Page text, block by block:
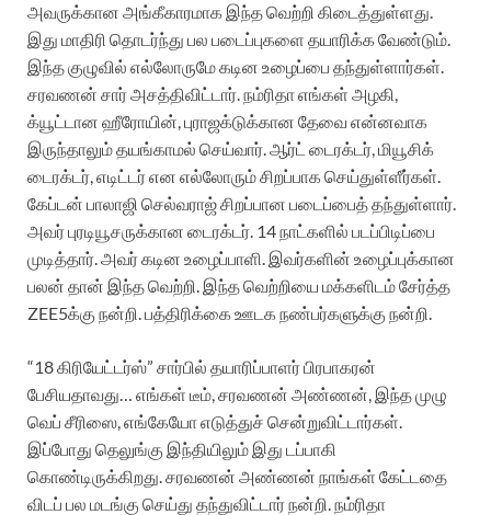
அவருக்கான அங்கீகாரமாக இந்த வெற்றி கிடைத்துள்ளது.
இது மாதிரி தொடர்ந்து பல படைப்புகளை தயாரிக்க வேண்டும்.
இந்த குழுவில் எல்லோருமே கடின உழைப்பை தந்துள்ளார்கள்.
சரவணன் சார் அசத்திவிட்டார். நம்ரிதா எங்கள் அழகி,
க்யூட்டான ஹீரோயின், புராஜக்டுக்கான தேவை என்னவாக
இருந்தாலும் தயங்காமல் செய்வார். ஆர்ட் டைரக்டர், மியூசிக்
டைரக்டர், எடிட்டர் என எல்லோரும் சிறப்பாக செய்துள்ளீர்கள்.
கேப்டன் பாலாஜி செல்வராஜ் சிறப்பான படைப்பைத் தந்துள்ளார்.
அவர் புரடியூசருக்கான டைரக்டர். 14 நாட்களில் படப்பிடிப்பை
முடித்தார். அவர் கடின உழைப்பாளி. இவர்களின் உழைப்புக்கான
பலன் தான் இந்த வெற்றி. இந்த வெற்றியை மக்களிடம் சேர்த்த
ZEE5க்கு நன்றி. பத்திரிக்கை ஊடக நண்பர்களுக்கு நன்றி.
“18 கிரியேட்டர்ஸ்” சார்பில் தயாரிப்பாளர் பிரபாகரன்
பேசியதாவது… எங்கள் டீம், சரவணன் அண்ணன், இந்த முழு
வெப் சீரிஸை, எங்கேயோ எடுத்துச் சென்றுவிட்டார்கள்.
இப்போது தெலுங்கு இந்தியிலும் இது டப்பாகி
கொண்டிருக்கிறது. சரவணன் அண்ணன் நாங்கள் கேட்டதை
விடப் பல மடங்கு செய்து தந்துவிட்டார் நன்றி. நம்ரிதா